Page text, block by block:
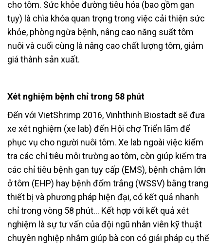
cho tôm. Sức khỏe đường tiêu hóa (bao gồm gan
tụy) là chìa khóa quan trọng trong việc cải thiện sức
khỏe, phòng ngừa bệnh, nâng cao năng suất tôm
nuôi và cuối cùng là nâng cao chất lượng tôm, giảm
giá thành sản xuất.
Xét nghiệm bệnh chỉ trong 58 phút
Đến với VietShrimp 2016, Vinhthinh Biostadt sẽ đưa
xe xét nghiệm (xe lab) đến Hội chợ Triển lãm để
phục vụ cho người nuôi tôm. Xe lab ngoài việc kiểm
tra các chỉ tiêu môi trường ao tôm, còn giúp kiểm tra
các chỉ tiêu bệnh gan tụy cấp (EMS), bệnh chậm lớn
ở tôm (EHP) hay bệnh đốm trắng (WSSV) bằng trang
thiết bị và phương pháp hiện đại, có kết quả nhanh
chỉ trong vòng 58 phút… Kết hợp với kết quả xét
nghiệm là sự tư vấn của đội ngũ nhân viên kỹ thuật
chuyên nghiệp nhằm giúp bà con có giải pháp cụ thể